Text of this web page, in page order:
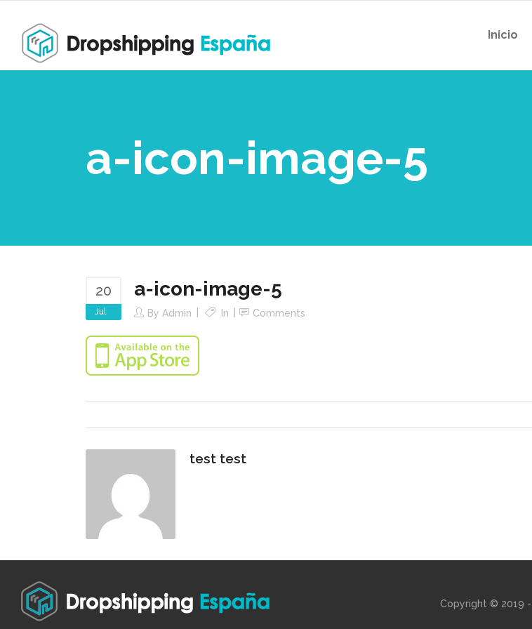
Inicio
a-icon-image-5
20
Jul
a-icon-image-5
By Admin In Comments
test test
Copyright © 2019 -